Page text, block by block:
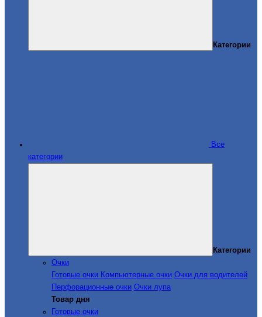
Категории
Все
категории
Категории
Очки
Готовые очки Компьютерные очки Очки для водителей
Перфорационные очки Очки лупа
Товар дня
Готовые очки